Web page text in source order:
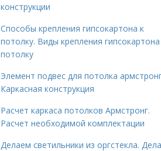
конструкции
Способы крепления гипсокартона к
потолку. Виды крепления
потолку
Элемент подвес для потолка
Каркасная конструкция
Расчет каркаса потолков Армстронг.
Расчет необходимой комплектации
Делаем светильники из оргстекла.